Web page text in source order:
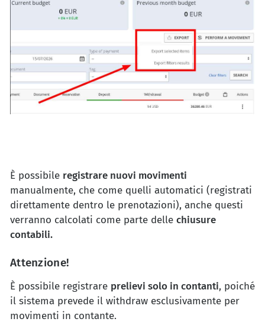
È possibile registrare nuovi movimenti
manualmente, che come quelli automatici (registrati
direttamente dentro le prenotazioni), anche questi
verranno calcolati come parte delle chiusure
contabili.
Attenzione!
È possibile registrare prelievi solo in contanti, poiché
il sistema prevede il withdraw esclusivamente per
movimenti in contante.